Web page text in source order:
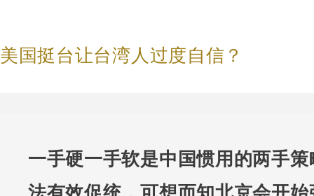
美国挺台让台湾人过度自信？
一手硬一手软是中国惯用的两手